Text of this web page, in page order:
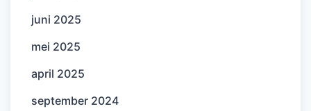
juni 2025
mei 2025
april 2025
september 2024